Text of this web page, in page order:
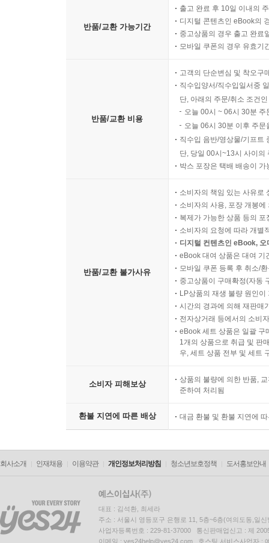
반품/교환 가능기간
출고 완료 후 10일 이내의
디지털 콘텐츠인 eBook의
중고상품의 경우 출고 완료
모바일 쿠폰의 경우 유효기
반품/교환 비용
고객의 단순변심 및 착오구
직수입양서/직수입일서중
단, 아래의 주문/취소 조건
오늘 00시 ~ 06시 30분
오늘 06시 30분 이후 주
직수입 음반/영상물/기프트
단, 당일 00시~13시 사이의
박스 포장은 택배 배송이
반품/교환 불가사유
소비자의 책임 있는 사유로
소비자의 사용, 포장 개봉
복제가 가능한 상품 등의
소비자의 요청에 따라 개별
디지털 컨텐츠인 eBook,
eBook 대여 상품은 대여 기
모바일 쿠폰 등록 후 취소/
중고상품이 구매확정(자동
LP상품의 재생 불량 원인
시간의 경과에 의해 재판매
전자상거래 등에서의 소비
eBook 세트 상품은 일괄 구
1개의 상품으로 취급 및 판
우, 세트 상품 전부 및 세트
소비자 피해보상
상품의 불량에 의한 반품,
준하여 처리됨
환불 지연에 따른 배상 대금 환불 및 환불 지연에
회사소개 인재채용 이용약관 개인정보처리방침 청소년보호정책 도서홍보안내
대표 : 김석환, 최세라
주소 : 서울시 영등포구 은행로 11, 5층~6층(여의도동,일신
사업자등록번호 : 229-81-37000 통신판매업신고 : 제
이메일 : yes24help@yes24.com 호스팅 서비스사업자 :